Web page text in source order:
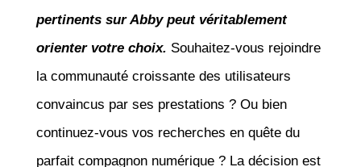
pertinents sur Abby peut véritablement
orienter votre choix. Souhaitez-vous rejoindre
la communauté croissante des utilisateurs
convaincus par ses prestations ? Ou bien
continuez-vous vos recherches en quête du
parfait compagnon numérique ? La décision est